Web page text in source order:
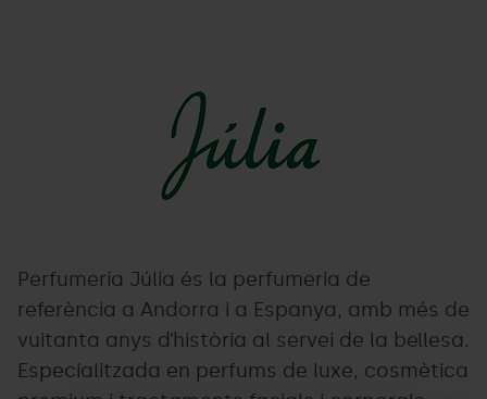
Perfumería Júlia és la perfumeria de
referència a Andorra i a Espanya, amb més de
vuitanta anys d’història al servei de la bellesa.
Especialitzada en perfums de luxe, cosmètica